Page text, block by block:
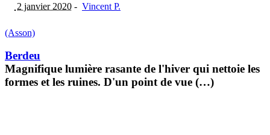
2 janvier 2020 - Vincent P.
(Asson)
Berdeu
Magnifique lumière rasante de l'hiver qui nettoie les
formes et les ruines. D'un point de vue (…)